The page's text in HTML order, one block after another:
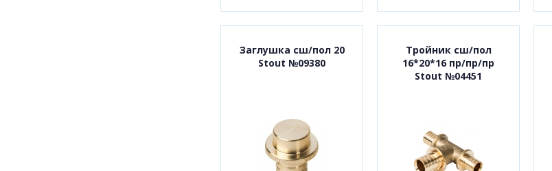
Заглушка сш/пол 20
Stout №09380
Тройник сш/пол
16*20*16 пр/пр/пр
Stout №04451